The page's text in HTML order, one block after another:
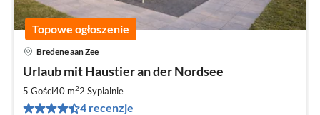
Topowe ogłoszenie
Bredene aan Zee
Urlaub mit Haustier an der Nordsee
5 Gości40 m22 Sypialnie
4 recenzje